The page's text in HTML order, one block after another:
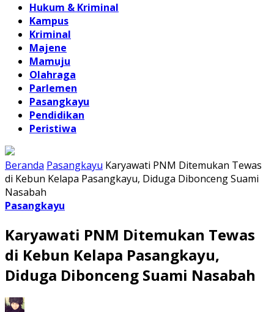
Hukum & Kriminal
Kampus
Kriminal
Majene
Mamuju
Olahraga
Parlemen
Pasangkayu
Pendidikan
Peristiwa
Beranda Pasangkayu Karyawati PNM Ditemukan Tewas
di Kebun Kelapa Pasangkayu, Diduga Dibonceng Suami
Nasabah
Pasangkayu
Karyawati PNM Ditemukan Tewas
di Kebun Kelapa Pasangkayu,
Diduga Dibonceng Suami Nasabah